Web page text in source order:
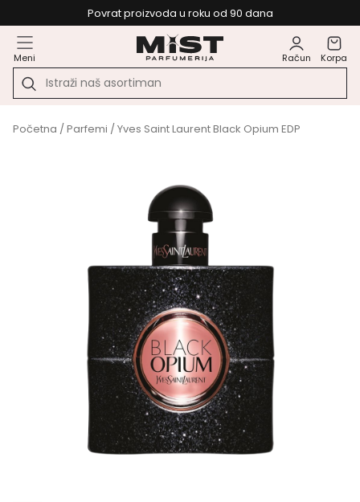
Povrat proizvoda u roku od 90 dana
Meni Račun Korpa
Početna /Parfemi / Yves Saint Laurent Black Opium EDP